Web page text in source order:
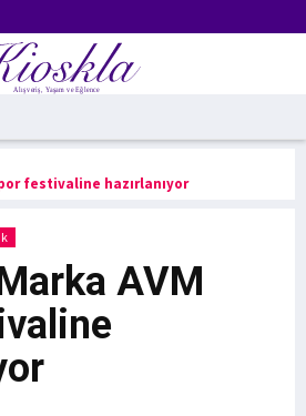
festivaline hazırlanıyor
AVM